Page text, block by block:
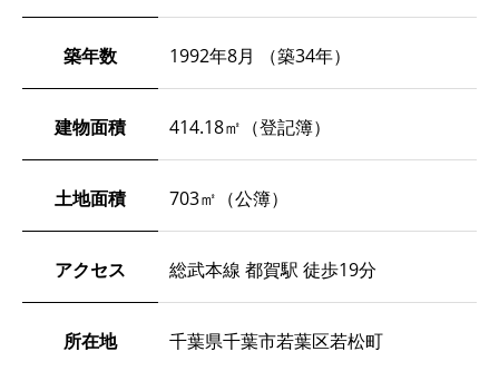
築年数 1992年8月 （築34年）
建物面積 414.18㎡（登記簿）
土地面積 703㎡（公簿）
アクセス 総武本線 都賀駅 徒歩19分
所在地 千葉県千葉市若葉区若松町